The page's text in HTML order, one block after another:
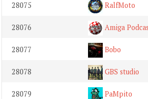
28075 RalfMoto
28076 Amiga
28077 Bobo
28078 GBS studio
28079 PaMpito